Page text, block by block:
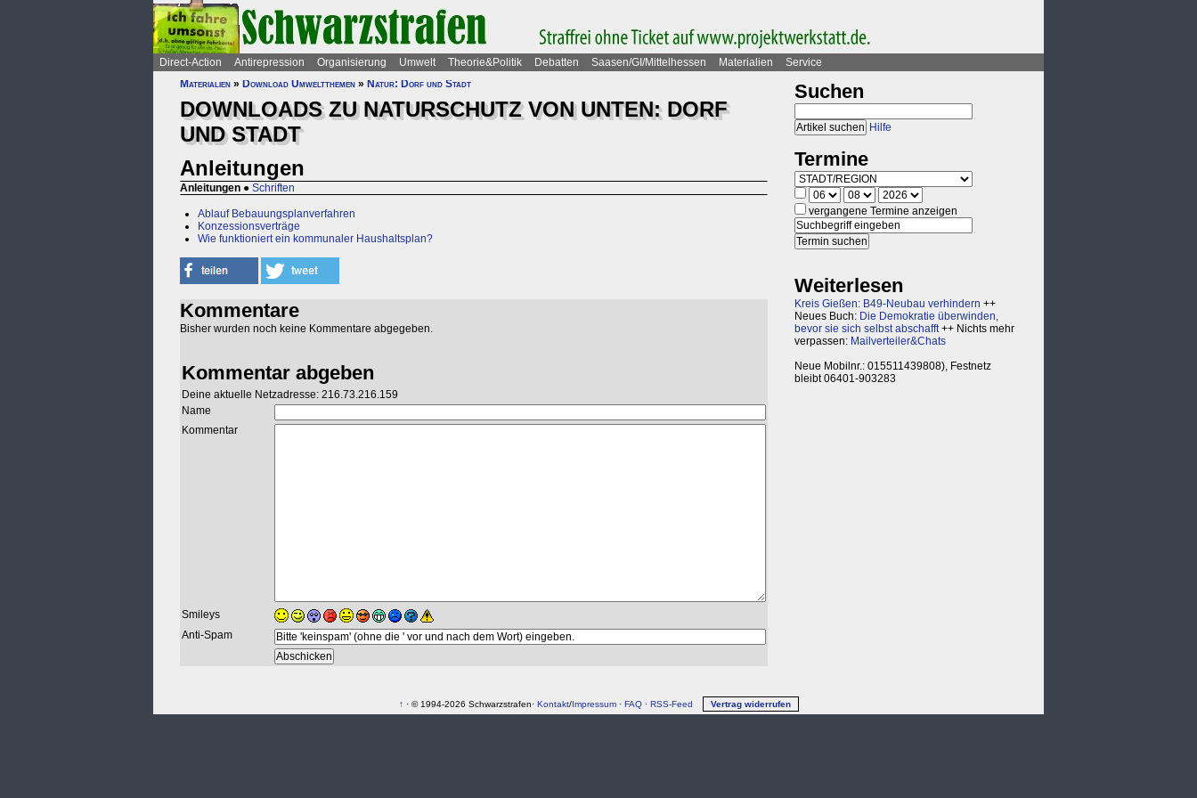
Direct-Action Antirepression Organisierung Umwelt Theorie&Politik Debatten Saasen/GI/Mittelhessen Materialien
Service
Materialien » Download Umweltthemen » Natur: Dorf und Stadt
DOWNLOADS ZU NATURSCHUTZ VON UNTEN: DORF
UND STADT
Anleitungen
Anleitungen ● Schriften
Ablauf Bebauungsplanverfahren
Konzessionsverträge
Wie funktioniert ein kommunaler Haushaltsplan?
Kommentare
Bisher wurden noch keine Kommentare abgegeben.
Kommentar abgeben
Deine aktuelle Netzadresse: 216.73.216.159
Name
Kommentar
Smileys
Anti-Spam
Suchen
Hilfe
Termine
vergangene Termine anzeigen
Weiterlesen
Kreis Gießen: B49-Neubau verhindern ++
Neues Buch: Die Demokratie überwinden,
bevor sie sich selbst abschafft++ Nichts mehr
verpassen: Mailverteiler&Chats
Neue Mobilnr.: 015511439808), Festnetz
bleibt 06401-903283
↑ · © 1994-2026 Schwarzstrafen· Kontakt/Impressum· FAQ· RSS-Feed Vertrag widerrufen